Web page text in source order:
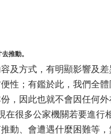
推動。
及方式，有明顯影響及
性；有鑑於此，我們全
，因此也就不會因任何
在很多公家機關若要進行
動、會遭遇什麼困難等